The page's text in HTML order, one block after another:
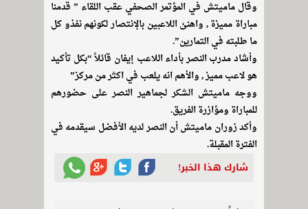
وقال ماميتش في المؤتمر الصحفي عقب اللقاء ” قدمنا
مباراة مميزة , واهنئ اللاعبين بالإنتصار لكونهم نفذو كل
ما طلبته في التمارين”.
وأشاد مدرب النصر بأداء اللاعب إيفان قائلاً “بكل تأكيد
هو لاعب مميز , والأهم انه يلعب في اكثر من مركز”
ووجه ماميتش الشكر لجماهير النصر على حضورهم
للمباراة ومؤازرة الفريق.
وأكد زوران ماميتش أن النصر لديه الأفضل سيقدمه في
الفترة المقبلة.
شارك هذا الخبر!